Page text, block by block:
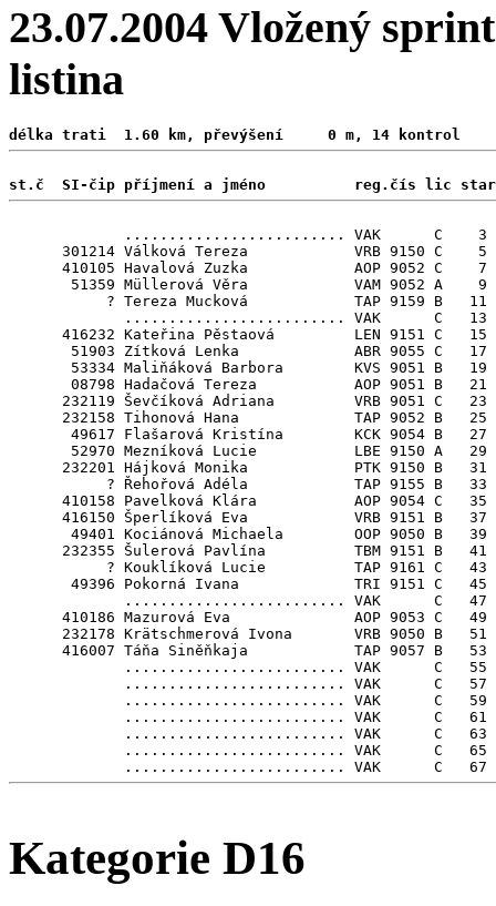
23.07.2004 Vložený
listina
délka trati  1.60 km, převýšení     0 m, 14 kontrol
st.č  SI-čip příjmení a jméno          reg.čís lic
             ......................... VAK      C    3
      301214 Válková Tereza            VRB 9150 C    5
      410105 Havalová Zuzka            AOP 9052 C    7
       51359 Müllerová Věra            VAM 9052 A    9
           ? Tereza Mucková            TAP 9159 B   11
             ......................... VAK      C   13
      416232 Kateřina Pěstaová         LEN 9151 C   15
       51903 Zítková Lenka             ABR 9055 C   17
       53334 Maliňáková Barbora        KVS 9051 B   19
       08798 Hadačová Tereza           AOP 9051 B   21
      232119 Ševčíková Adriana         VRB 9051 C   23
      232158 Tihonová Hana             TAP 9052 B   25
       49617 Flašarová Kristína        KCK 9054 B   27
       52970 Mezníková Lucie           LBE 9150 A   29
      232201 Hájková Monika            PTK 9150 B   31
           ? Řehořová Adéla            TAP 9155 B   33
410158 Pavelková Klára           AOP 9054 C   35
      416150 Šperlíková Eva            VRB 9151 B   37
       49401 Kociánová Michaela        OOP 9050 B   39
      232355 Šulerová Pavlína          TBM 9151 B   41
? Kouklíková Lucie          TAP 9161 C   43
       49396 Pokorná Ivana             TRI 9151 C   45
             ......................... VAK      C   47
      410186 Mazurová Eva              AOP 9053 C   49
      232178 Krätschmerová Ivona       VRB 9050 B   51
      416007 Táňa Siněňkaja            TAP 9057 B   53
             ......................... VAK      C   55
             ......................... VAK      C   57
             ......................... VAK      C   59
             ......................... VAK      C   61
             ......................... VAK      C   63
             ......................... VAK      C   65
Kategorie D16